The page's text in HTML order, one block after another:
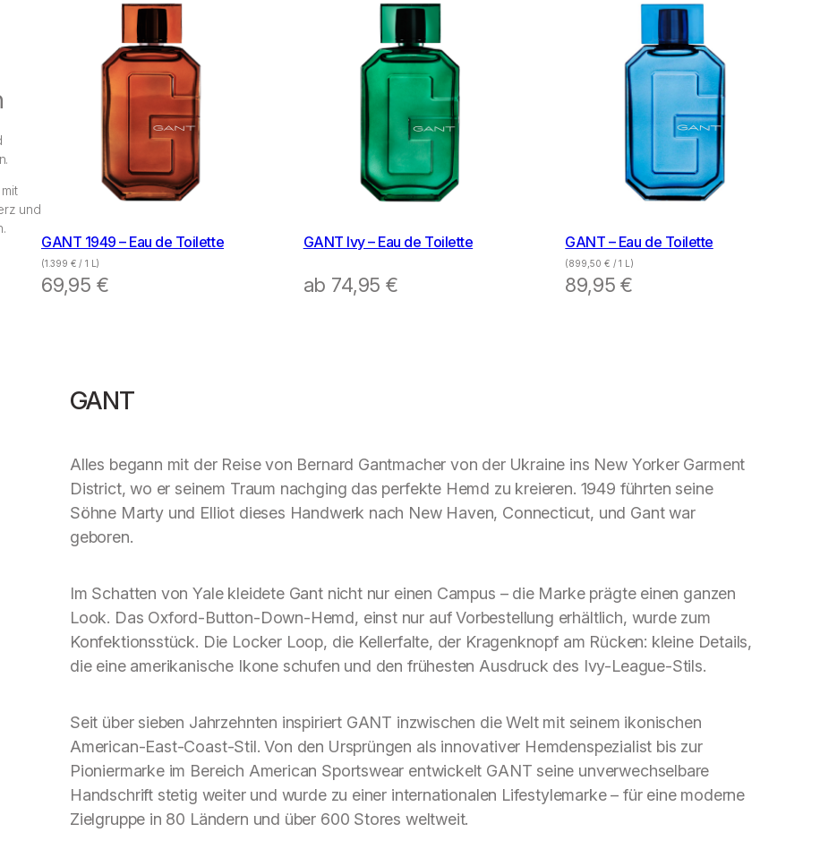
GANT 1949 – Eau de Toilette
(1.399 € / 1 L)
69,95 €
GANT Ivy – Eau de Toilette
ab 74,95€
GANT – Eau de Toilette
(899,50 € / 1 L)
89,95€
GANT
Alles begann mit der Reise von Bernard Gantmacher von der Ukraine ins New Yorker Garment
District, wo er seinem Traum nachging das perfekte Hemd zu kreieren. 1949 führten seine
Söhne Marty und Elliot dieses Handwerk nach New Haven, Connecticut, und Gant war
geboren.
Im Schatten von Yale kleidete Gant nicht nur einen Campus – die Marke prägte einen ganzen
Look. Das Oxford-Button-Down-Hemd, einst nur auf Vorbestellung erhältlich, wurde zum
Konfektionsstück. Die Locker Loop, die Kellerfalte, der Kragenknopf am Rücken: kleine Details,
die eine amerikanische Ikone schufen und den frühesten Ausdruck des Ivy-League-Stils.
Seit über sieben Jahrzehnten inspiriert GANT inzwischen die Welt mit seinem ikonischen
American-East-Coast-Stil. Von den Ursprüngen als innovativer Hemdenspezialist bis zur
Pioniermarke im Bereich American Sportswear entwickelt GANT seine unverwechselbare
Handschrift stetig weiter und wurde zu einer internationalen Lifestylemarke – für eine moderne
Zielgruppe in 80 Ländern und über 600 Stores weltweit.
und